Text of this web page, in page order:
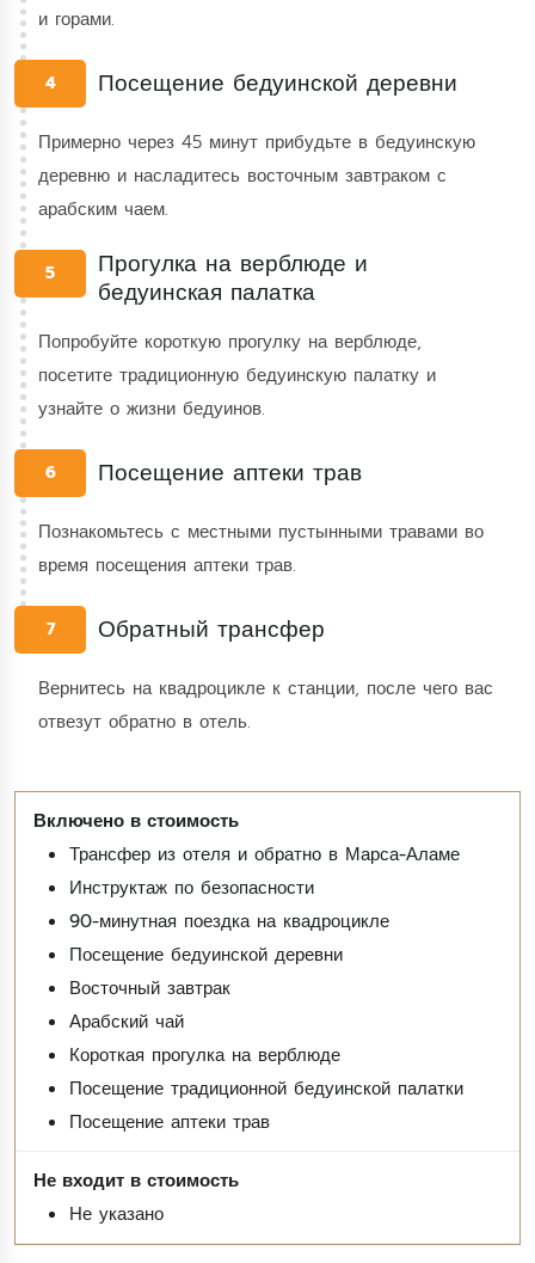
и горами.
4 Посещение бедуинской деревни
Примерно через 45 минут прибудьте в бедуинскую
деревню и насладитесь восточным завтраком с
арабским чаем.
5
Прогулка на верблюде и
бедуинская палатка
Попробуйте короткую прогулку на верблюде,
посетите традиционную бедуинскую палатку и
узнайте о жизни бедуинов.
6 Посещение аптеки трав
Познакомьтесь с местными пустынными травами во
время посещения аптеки трав.
7 Обратный трансфер
Вернитесь на квадроцикле к станции, после чего вас
отвезут обратно в отель.
Трансфер из отеля и обратно в Марса-Аламе
Инструктаж по безопасности
90-минутная поездка на квадроцикле
Посещение бедуинской деревни
Восточный завтрак
Арабский чай
Короткая прогулка на верблюде
Посещение традиционной бедуинской палатки
Посещение аптеки трав
Не указано